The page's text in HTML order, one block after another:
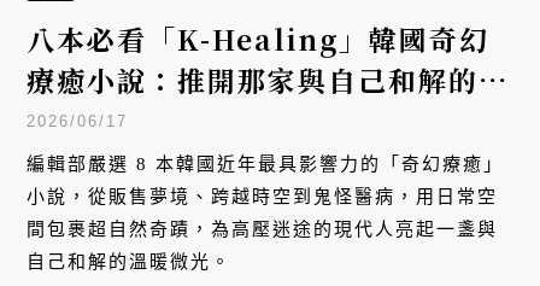
八本必看「K-Healing」韓國奇幻
療癒小說：推開那家與自己和解的神
祕店鋪
2026/06/17
編輯部嚴選 8 本韓國近年最具影響力的「奇幻療癒」
小說，從販售夢境、跨越時空到鬼怪醫病，用日常空
間包裹超自然奇蹟，為高壓迷途的現代人亮起一盞與
自己和解的溫暖微光。